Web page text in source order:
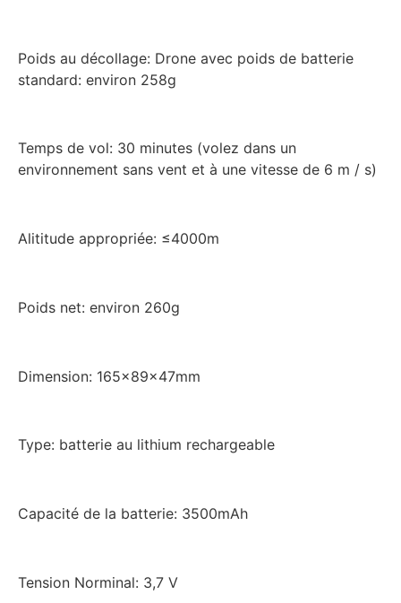
Poids au décollage: Drone avec poids de batterie
standard: environ 258g
Temps de vol: 30 minutes (volez dans un
environnement sans vent et à une vitesse de 6 m / s)
Alititude appropriée: ≤4000m
Poids net: environ 260g
Dimension: 165x89x47mm
Type: batterie au lithium rechargeable
Capacité de la batterie: 3500mAh
Tension Norminal: 3,7 V